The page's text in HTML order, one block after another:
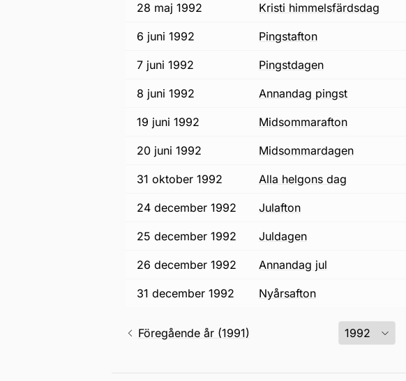
28 maj 1992 Kristi himmelsfärdsdag
6 juni 1992 pingstafton
7 juni 1992 pingstdagen
8 juni 1992 annandag pingst
19 juni 1992 midsommarafton
20 juni 1992 midsommardagen
31 oktober 1992 alla helgons dag
24 december 1992 julafton
25 december 1992 juldagen
26 december 1992 annandag jul
31 december 1992 nyårsafton
Föregående år (1991)